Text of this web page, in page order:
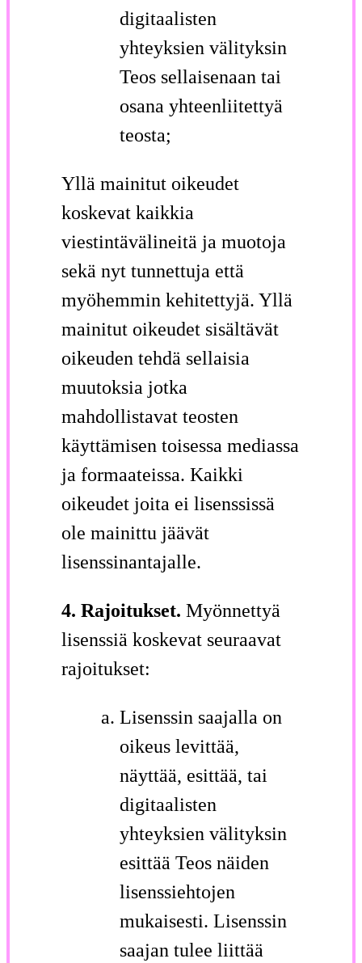
digitaalisten
yhteyksien välityksin
Teos sellaisenaan tai
osana yhteenliitettyä
teosta;
Yllä mainitut oikeudet
koskevat kaikkia
viestintävälineitä ja muotoja
sekä nyt tunnettuja että
myöhemmin kehitettyjä. Yllä
mainitut oikeudet sisältävät
oikeuden tehdä sellaisia
muutoksia jotka
mahdollistavat teosten
käyttämisen toisessa mediassa
ja formaateissa. Kaikki
oikeudet joita ei lisenssissä
ole mainittu jäävät
lisenssinantajalle.
4. Rajoitukset. Myönnettyä
lisenssiä koskevat seuraavat
rajoitukset:
Lisenssin saajalla on
oikeus levittää,
näyttää, esittää, tai
digitaalisten
yhteyksien välityksin
esittää Teos näiden
lisenssiehtojen
mukaisesti. Lisenssin
saajan tulee liittää